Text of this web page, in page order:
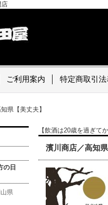
店
ご利用案内 特定商取引
県【美丈夫】
の日
県
【飲酒は20歳を過ぎて
濱川商店／高知県